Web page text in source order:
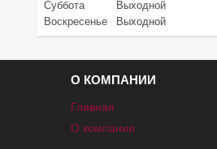
Суббота
Выходной
Воскресенье
Выходной
О КОМПАНИИ
Главная
О компании